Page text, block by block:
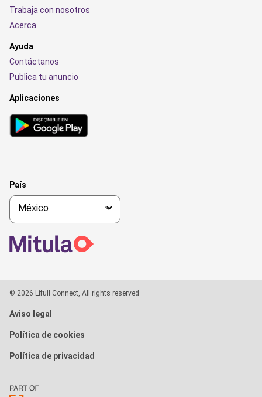
Trabaja con nosotros
Acerca
Ayuda
Contáctanos
Publica tu anuncio
Aplicaciones
País
© 2026 Lifull Connect, All rights reserved
Aviso legal
Política de cookies
Política de privacidad